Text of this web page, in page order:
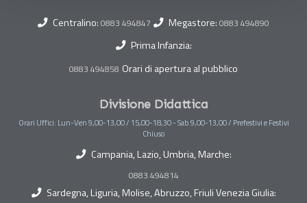
Centralino: 0883 494847 Megastore: 0883 494890
Prima Infanzia:
0883 494858 Orari di apertura al pubblico
Divisione Didattica
Orari Uffici: Lun-Ven 9,00-13,00 / 15,00-18,30 - Sab 9,00-13,00 / Prefestivi e Festivi
Chiuso
Campania, Lazio, Umbria, Marche:
0883 494814
Sardegna, Liguria, Molise, Abruzzo, Friuli Venezia Giulia: